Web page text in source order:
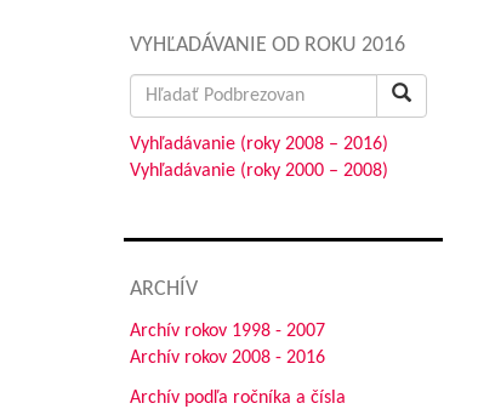
VYHĽADÁVANIE OD ROKU 2016
Search
for:
Vyhľadávanie (roky 2008 – 2016)
Vyhľadávanie (roky 2000 – 2008)
ARCHÍV
Archív rokov 1998 - 2007
Archív rokov 2008 - 2016
Archív podľa ročníka a čísla